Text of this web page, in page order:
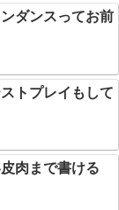
ダンスってお前
トプレイもして
肉まで書ける